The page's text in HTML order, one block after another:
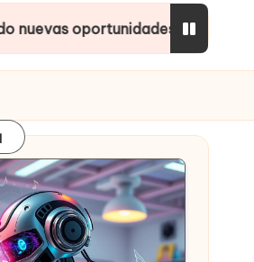
Inteligencias